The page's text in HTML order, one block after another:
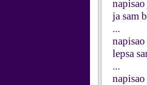
ja sam
...
lepsa
...